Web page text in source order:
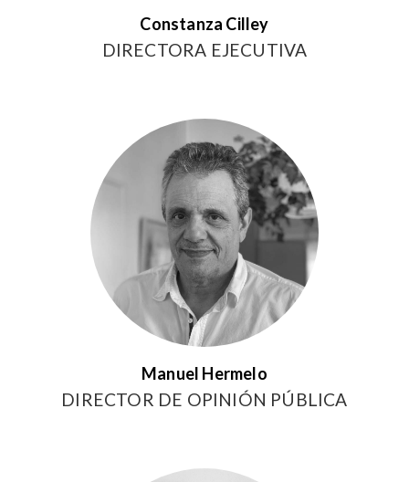
Constanza Cilley
DIRECTORA EJECUTIVA
Manuel Hermelo
DIRECTOR DE OPINIÓN PÚBLICA